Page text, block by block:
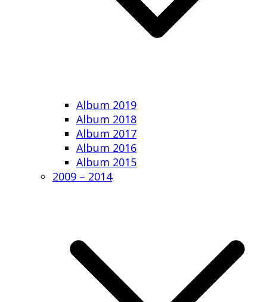
Album 2019
Album 2018
Album 2017
Album 2016
Album 2015
2009 – 2014